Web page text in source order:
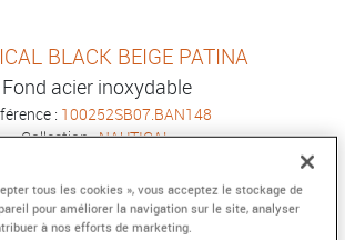
BLACK BEIGE PATINA
Fond acier inoxydable
: 100252SB07.BAN148
Collection :NAUTICAL
4 860 €
tous les cookies », vous acceptez le stockage de
pour améliorer la navigation sur le site, analyser
à nos efforts de marketing.